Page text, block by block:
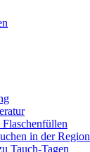
in der Region
Tauch-Tagen